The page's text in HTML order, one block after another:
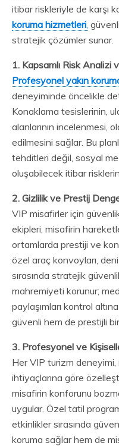
itibar riskleriyle de karşı
koruma hizmetleri,
stratejik çözümler sunar.
1. Kapsamlı Risk Analizi
Profesyonel yakın
deneyiminde öncelikle
Konaklama tesislerinin,
alanlarının incelenmesi,
edilmesini sağlar. Bu
tehditleri değil, sosyal
oluşabilecek itibar
2. Gizlilik ve Prestij
VIP misafirler için
ekipleri, misafirin
ortamlarda prestiji ve
özel araç konvoyları,
sırasında stratejik
mahremiyeti korunur;
paylaşımları kontrol
güvenli hem de prestijli
3. Profesyonel ve
Her VIP turizm
ihtiyaçlarına göre
misafirin konforunu
uygular. Özel tatil
etkinlikler sırasında
koruma sağlar hem de